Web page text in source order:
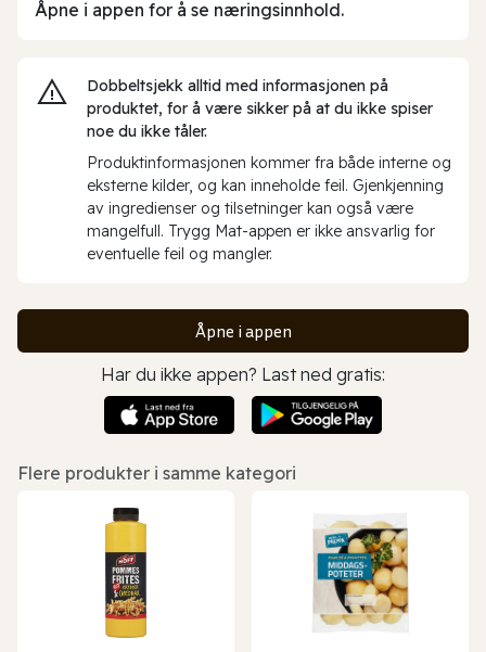
Åpne i appen for å se næringsinnhold.
Dobbeltsjekk alltid med informasjonen på
produktet, for å være sikker på at du ikke spiser
noe du ikke tåler.
Produktinformasjonen kommer fra både interne og
eksterne kilder, og kan inneholde feil. Gjenkjenning
av ingredienser og tilsetninger kan også være
mangelfull. Trygg Mat-appen er ikke ansvarlig for
eventuelle feil og mangler.
Åpne i appen
Har du ikke appen? Last ned gratis:
Flere produkter i samme kategori